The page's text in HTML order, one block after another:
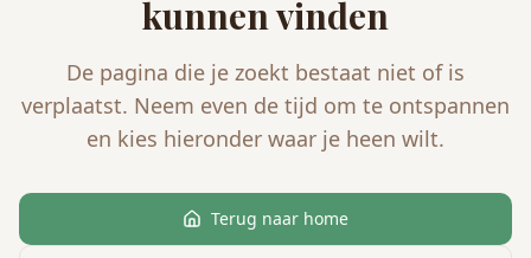
kunnen vinden
De pagina die je zoekt bestaat niet of is
verplaatst. Neem even de tijd om te ontspannen
en kies hieronder waar je heen wilt.
Terug naar home